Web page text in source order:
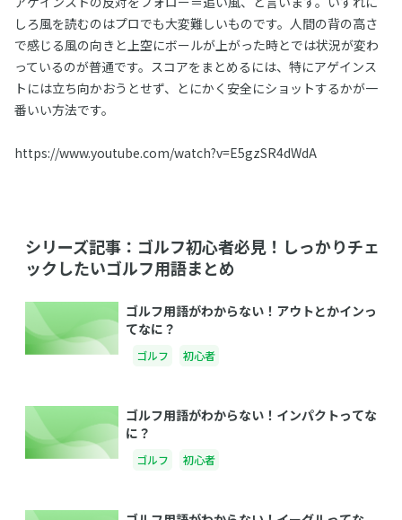
しろ風を読むのはプロでも大変難しいものです。人間の背の高さ
で感じる風の向きと上空にボールが上がった時とでは状況が変わ
っているのが普通です。スコアをまとめるには、特にアゲインス
トには立ち向かおうとせず、とにかく安全にショットするかが一
番いい方法です。
https://www.youtube.com/watch?v=E5gzSR4dWdA
シリーズ記事：ゴルフ初心者必見！しっかりチェ
ックしたいゴルフ用語まとめ
ゴルフ用語がわからない！アウトとかインっ
てなに？
ゴルフ 初心者
ゴルフ用語がわからない！インパクトってな
に？
ゴルフ 初心者